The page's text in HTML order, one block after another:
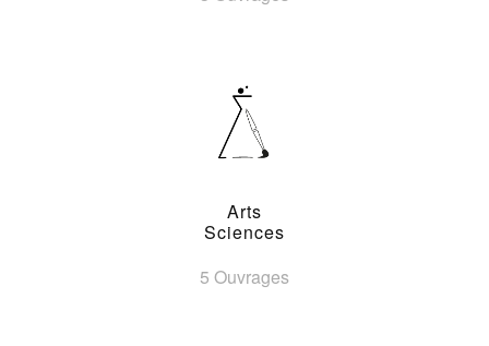
Arts
Sciences
5 Ouvrages